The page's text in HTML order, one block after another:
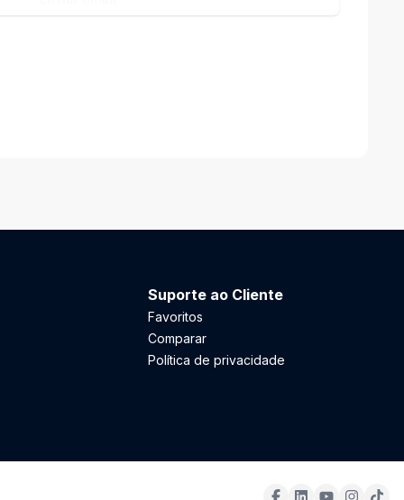
Suporte ao Cliente
Favoritos
Comparar
Política de privacidade